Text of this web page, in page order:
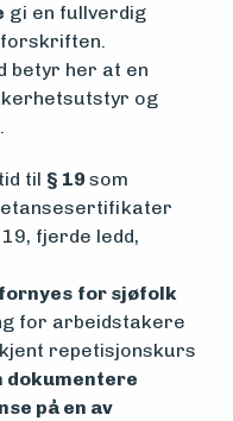
gi en fullverdig
betyr her at en
og
til § 19 som
fjerde ledd,
for sjøfolk
for arbeidstakere
repetisjonskurs
dokumentere
på en av